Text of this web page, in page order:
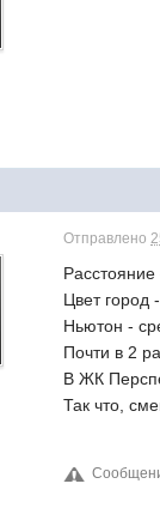
Отправлено
Цвет город
Ньютон -
Почти в 2
В ЖК
Так что,